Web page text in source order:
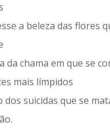
a beleza das flores
da chama em que se
mais límpidos
dos suicidas que se